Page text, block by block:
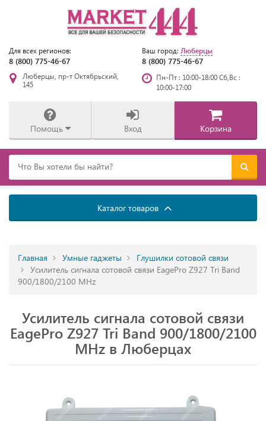
Для всех регионов:
8 (800) 775-46-67
Ваш город: Люберцы
8 (800) 775-46-67
Люберцы, пр-т Октябрьский,
145
Пн-Пт : 10:00-18:00 Сб,Вс :
10:00-17:00
Помощь Вход Корзина
Каталог товаров
Главная Умные гаджеты
Глушилки сотовой связи
Усилитель сигнала сотовой связи EagePro Z927 Tri Band
900/1800/2100 MHz
Усилитель сигнала сотовой связи
EagePro Z927 Tri Band 900/1800/2100
MHz в Люберцах